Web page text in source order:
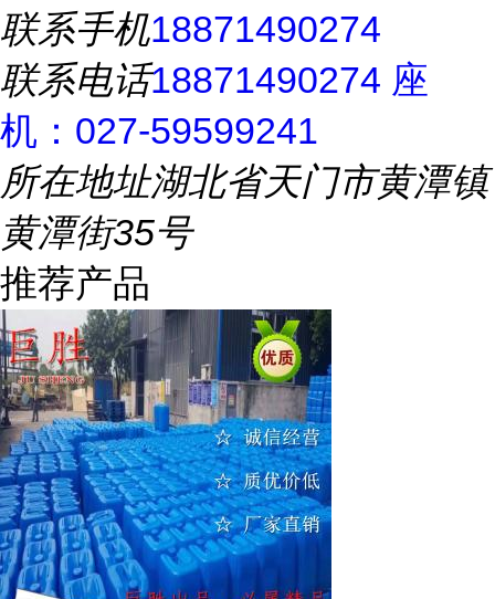
联系手机18871490274
联系电话18871490274 座
机：027-59599241
所在地址湖北省天门市黄潭镇
黄潭街35号
推荐产品